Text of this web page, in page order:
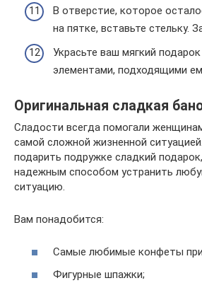
В отверстие, которое
на пятке, вставьте стельку.
Украсьте ваш мягкий
элементами, подходящими
Оригинальная сладкая
Сладости всегда помогали
самой сложной жизненной
подарить подружке сладкий
надежным способом устранить
ситуацию.
Вам понадобится:
Самые любимые конфеты
Фигурные шпажки;